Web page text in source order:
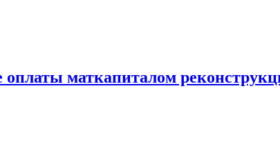
оплаты маткапиталом